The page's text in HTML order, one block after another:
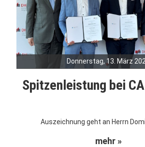
Donnerstag, 13. März
Spitzenleistung bei
Auszeichnung geht an Herrn
mehr »